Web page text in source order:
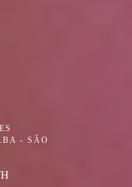
- SÃO